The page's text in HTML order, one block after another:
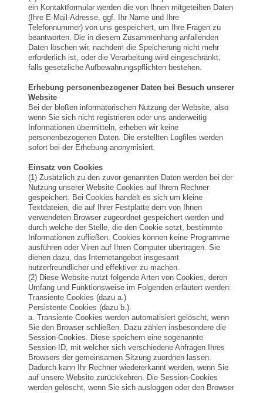
ein Kontaktformular werden die von Ihnen mitgeteilten Daten
(Ihre E-Mail-Adresse, ggf. Ihr Name und Ihre
Telefonnummer) von uns gespeichert, um Ihre Fragen zu
beantworten. Die in diesem Zusammenhang anfallenden
Daten löschen wir, nachdem die Speicherung nicht mehr
erforderlich ist, oder die Verarbeitung wird eingeschränkt,
falls gesetzliche Aufbewahrungspflichten bestehen.
Erhebung personenbezogener Daten bei Besuch unserer
Website
Bei der bloßen informatorischen Nutzung der Website, also
wenn Sie sich nicht registrieren oder uns anderweitig
Informationen übermitteln, erheben wir keine
personenbezogenen Daten. Die erstellten Logfiles werden
sofort bei der Erhebung anonymisiert.
Einsatz von Cookies
(1) Zusätzlich zu den zuvor genannten Daten werden bei der
Nutzung unserer Website Cookies auf Ihrem Rechner
gespeichert. Bei Cookies handelt es sich um kleine
Textdateien, die auf Ihrer Festplatte dem von Ihnen
verwendeten Browser zugeordnet gespeichert werden und
durch welche der Stelle, die den Cookie setzt, bestimmte
Informationen zufließen. Cookies können keine Programme
ausführen oder Viren auf Ihren Computer übertragen. Sie
dienen dazu, das Internetangebot insgesamt
nutzerfreundlicher und effektiver zu machen.
(2) Diese Website nutzt folgende Arten von Cookies, deren
Umfang und Funktionsweise im Folgenden erläutert werden:
Transiente Cookies (dazu a.)
Persistente Cookies (dazu b.).
a. Transiente Cookies werden automatisiert gelöscht, wenn
Sie den Browser schließen. Dazu zählen insbesondere die
Session-Cookies. Diese speichern eine sogenannte
Session-ID, mit welcher sich verschiedene Anfragen Ihres
Browsers der gemeinsamen Sitzung zuordnen lassen.
Dadurch kann Ihr Rechner wiedererkannt werden, wenn Sie
auf unsere Website zurückkehren. Die Session-Cookies
werden gelöscht, wenn Sie sich ausloggen oder den Browser